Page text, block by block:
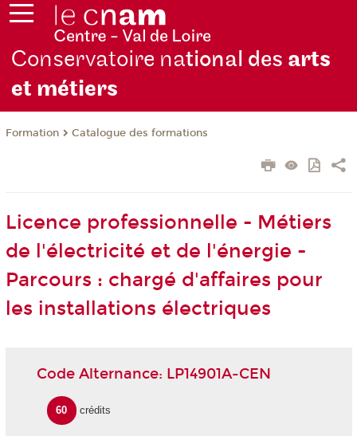
Conservatoire national des arts
et métiers
Formation Catalogue des formations
Licence professionnelle - Métiers
de l'électricité et de l'énergie -
Parcours : chargé d'affaires pour
les installations électriques
Code Alternance: LP14901A-CEN
60 crédits